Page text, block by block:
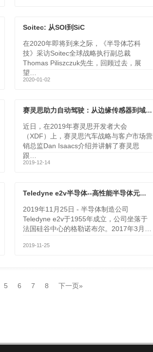
Soitec: 从SOI到SiC
在2020年即将到来之际，《半导体芯科
技》采访Soitec全球战略执行副总裁
Thomas Piliszczuk先生，回顾过去，展
望…
2020-01-02
赛灵思助力自动驾驶：从边缘传感器到域控制器和计算加速
近日，在2019年赛灵思开发者大会
（XDF）上，赛灵思汽车战略与客户市场营
销总监Dan Isaacs介绍并讲解了赛灵思
跟…
2019-12-14
Teledyne e2v半导体--高性能半导体元件和子系统的首选合作伙伴
2019年11月25日 - 半导体制造公司
Teledyne e2v于1955年成立，公司坐落于
法国硅谷中心的格勒诺布尔。2017年3月…
2019-11-25
5 6 7 8 下一页»